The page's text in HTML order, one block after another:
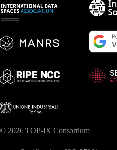
© 2026 TOP-IX Consortium